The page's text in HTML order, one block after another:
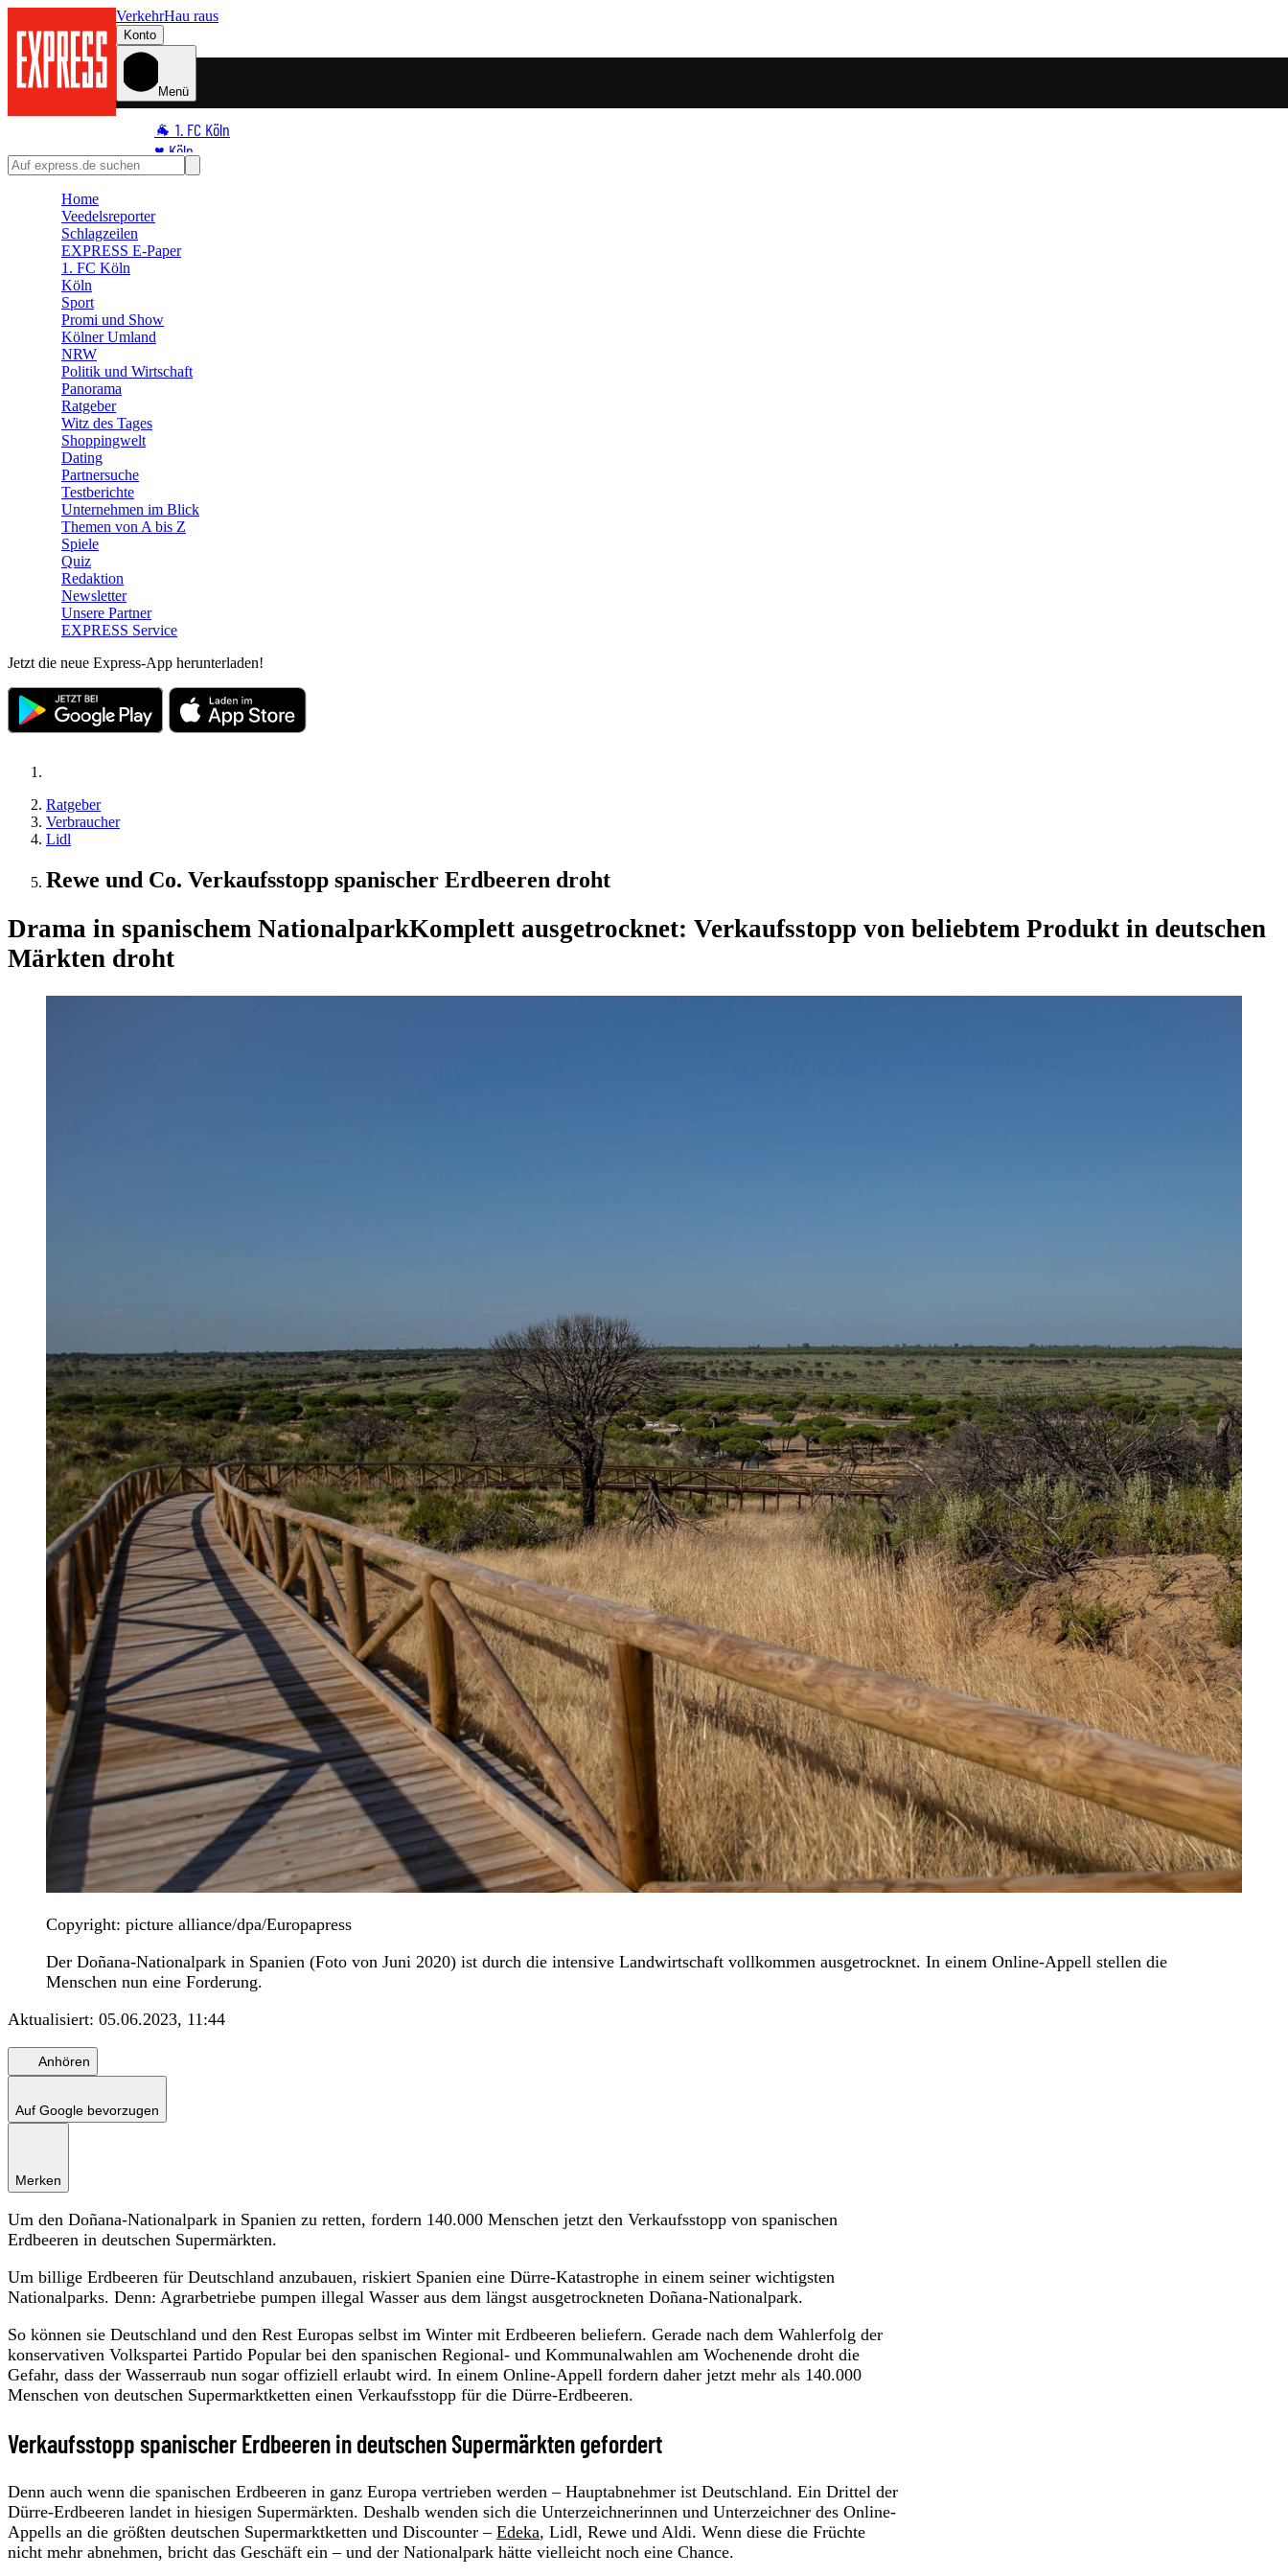
VerkehrHau raus
Konto
Menü
🐐 1. FC Köln
♥️ Köln
⭐ Promi
🛒 Shoppingwelt
🧩 Spiele
Home
Veedelsreporter
Schlagzeilen
EXPRESS E-Paper
1. FC Köln
Köln
Sport
Promi und Show
Kölner Umland
NRW
Politik und Wirtschaft
Panorama
Ratgeber
Witz des Tages
Shoppingwelt
Dating
Partnersuche
Testberichte
Unternehmen im Blick
Themen von A bis Z
Spiele
Quiz
Redaktion
Newsletter
Unsere Partner
EXPRESS Service
Jetzt die neue Express-App herunterladen!
Ratgeber
Verbraucher
Lidl
Rewe und Co. Verkaufsstopp spanischer Erdbeeren droht
Drama in spanischem NationalparkKomplett ausgetrocknet: Verkaufsstopp von beliebtem Produkt in deutschen
Märkten droht
Copyright: picture alliance/dpa/Europapress
Der Doñana-Nationalpark in Spanien (Foto von Juni 2020) ist durch die intensive Landwirtschaft vollkommen ausgetrocknet. In einem Online-Appell stellen die
Menschen nun eine Forderung.
Aktualisiert: 05.06.2023, 11:44
Anhören
Auf Google bevorzugen
Merken
Um den Doñana-Nationalpark in Spanien zu retten, fordern 140.000 Menschen jetzt den Verkaufsstopp von spanischen
Erdbeeren in deutschen Supermärkten.
Um billige Erdbeeren für Deutschland anzubauen, riskiert Spanien eine Dürre-Katastrophe in einem seiner wichtigsten
Nationalparks. Denn: Agrarbetriebe pumpen illegal Wasser aus dem längst ausgetrockneten Doñana-Nationalpark.
So können sie Deutschland und den Rest Europas selbst im Winter mit Erdbeeren beliefern. Gerade nach dem Wahlerfolg der
konservativen Volkspartei Partido Popular bei den spanischen Regional- und Kommunalwahlen am Wochenende droht die
Gefahr, dass der Wasserraub nun sogar offiziell erlaubt wird. In einem Online-Appell fordern daher jetzt mehr als 140.000
Menschen von deutschen Supermarktketten einen Verkaufsstopp für die Dürre-Erdbeeren.
Verkaufsstopp spanischer Erdbeeren in deutschen Supermärkten gefordert
Denn auch wenn die spanischen Erdbeeren in ganz Europa vertrieben werden – Hauptabnehmer ist Deutschland. Ein Drittel der
Dürre-Erdbeeren landet in hiesigen Supermärkten. Deshalb wenden sich die Unterzeichnerinnen und Unterzeichner des Online-
Appells an die größten deutschen Supermarktketten und Discounter – Edeka, Lidl, Rewe und Aldi. Wenn diese die Früchte
nicht mehr abnehmen, bricht das Geschäft ein – und der Nationalpark hätte vielleicht noch eine Chance.